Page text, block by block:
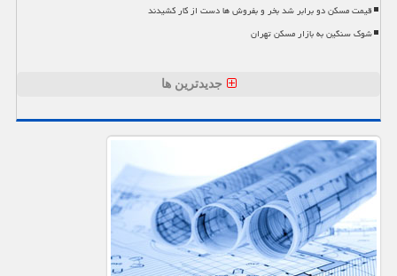
قیمت مسکن دو برابر شد بخر و بفروش ها دست از کار کشیدند
شوک سنگین به بازار مسکن تهران
جدیدترین ها